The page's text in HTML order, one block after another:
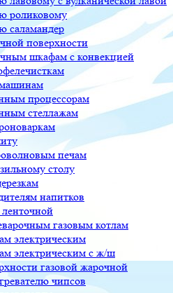
роликовому
саламандер
поверхности
шкафам с конвекцией
процессорам
стеллажам
печам
столу
напитков
газовым котлам
электрическим
электрическим с ж/ш
газовой жарочной
чипсов